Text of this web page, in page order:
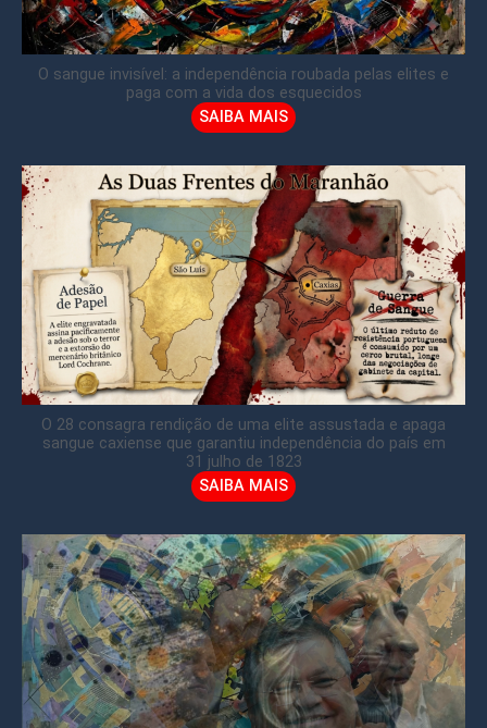
O sangue invisível: a independência roubada pelas elites e
paga com a vida dos esquecidos
SAIBA MAIS
O 28 consagra rendição de uma elite assustada e apaga
sangue caxiense que garantiu independência do país em
31 julho de 1823
SAIBA MAIS